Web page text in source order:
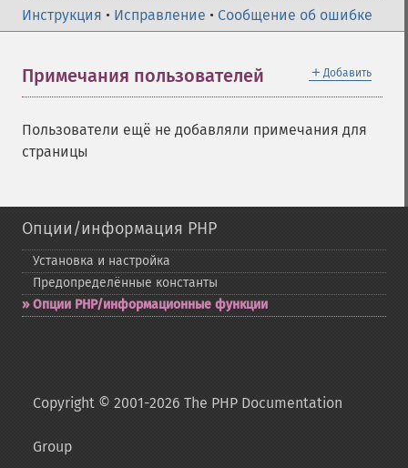
Инструкция • Исправление • Сообщение об ошибке
＋ Добавить
Примечания пользователей
Пользователи ещё не добавляли примечания для
страницы
Опции/информация PHP
Установка и настройка
Предопределённые константы
Опции PHP/информационные функции
Copyright © 2001-2026 The PHP Documentation
Group